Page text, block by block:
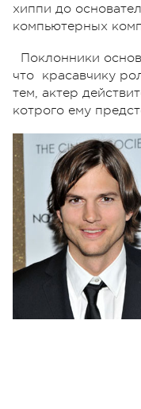
хиппи до
компьютерных
Поклонники
что красавчику
тем, актер
котрого ему